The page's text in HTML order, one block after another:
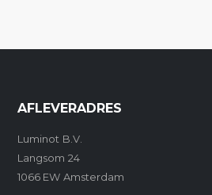
AFLEVERADRES
Luminot B.V.
Langsom 24
1066 EW Amsterdam